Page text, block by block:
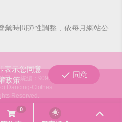
業時間彈性調整，依每月網站公
司
統編：90979680
Dancing-Clothes
Reserved.
表示您同意
政策
同意
0